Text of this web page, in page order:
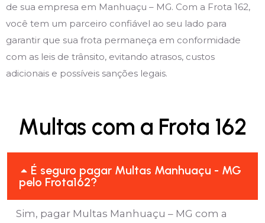
de sua empresa em Manhuaçu – MG. Com a Frota 162,
você tem um parceiro confiável ao seu lado para
garantir que sua frota permaneça em conformidade
com as leis de trânsito, evitando atrasos, custos
adicionais e possíveis sanções legais.
Multas com a Frota 162
É seguro pagar Multas Manhuaçu - MG
pelo Frota162?
Sim, pagar Multas Manhuaçu – MG com a